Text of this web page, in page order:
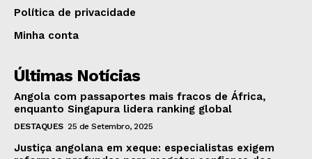
Política de privacidade
Minha conta
Últimas Notícias
Angola com passaportes mais fracos de África,
enquanto Singapura lidera ranking global
DESTAQUES 25 de Setembro, 2025
Justiça angolana em xeque: especialistas exigem